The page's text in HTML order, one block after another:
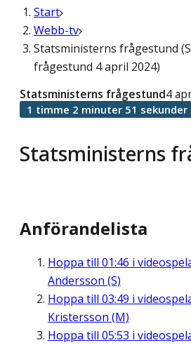
Start
Webb-tv
Statsministerns frågestund
frågestund 4 april 2024)
Statsministerns
Statsministerns frågestund4
1 timme 2 minuter 51 sekunder
Anförandelista
Hoppa till 01:46 i
Andersson (S)
Hoppa till 03:49 i
Kristersson (M)
Hoppa till 05:53 i